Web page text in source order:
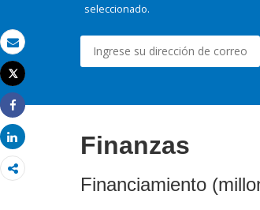
Correo electrónico
Imprimir
Tweet
Share
Share
seleccionado.
Finanzas
Financiamiento